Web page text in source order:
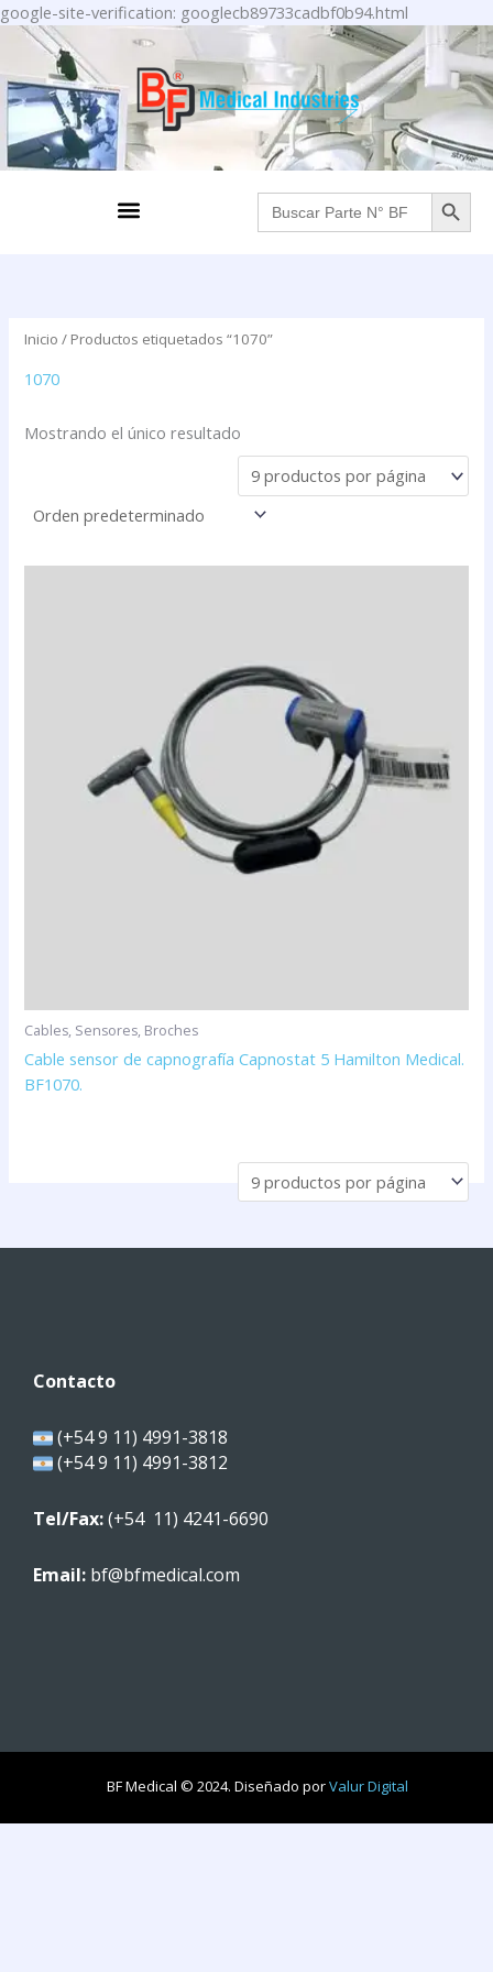
google-site-verification: googlecb89733cadbf0b94.html
al
contenido
Menu Buscar: BOTÓN DE
Inicio / Productos etiquetados “1070”
1070
Mostrando el único resultado
Cables, Sensores, Broches
Cable sensor de capnografía Capnostat 5 Hamilton Medical.
BF1070.
Contacto
(+54 9 11) 4991-3818
(+54 9 11) 4991-3812
Tel/Fax:(+54 11) 4241-6690
Email: bf@bfmedical.com
BF Medical © 2024. Diseñado porValur Digital